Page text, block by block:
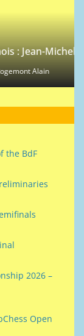
Hagnere
the BdF
2026 –
Open